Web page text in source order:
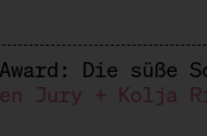
Die süße
Jury + Kolja